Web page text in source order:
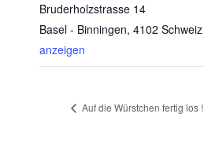
Bruderholzstrasse 14
Basel - Binningen, 4102 Schweiz
anzeigen
Auf die Würstchen fertig los !